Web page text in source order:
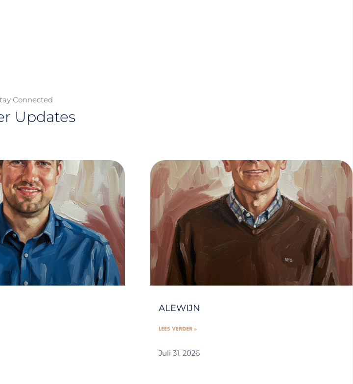
Connected
Updates
ALEWIJN
LEES VERDER »
Juli 31, 2026